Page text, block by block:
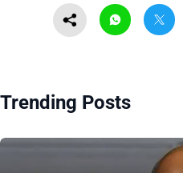
Trending Posts